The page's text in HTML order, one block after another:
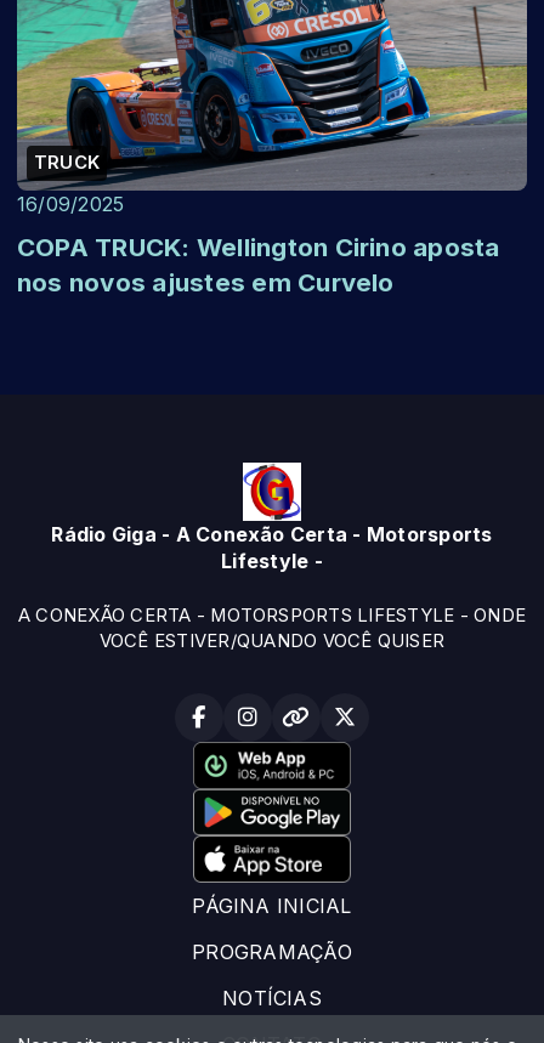
TRUCK
16/09/2025
COPA TRUCK: Wellington Cirino aposta
nos novos ajustes em Curvelo
Rádio Giga - A Conexão Certa - Motorsports
Lifestyle -
A CONEXÃO CERTA - MOTORSPORTS LIFESTYLE - ONDE
VOCÊ ESTIVER/QUANDO VOCÊ QUISER
PÁGINA INICIAL
PROGRAMAÇÃO
NOTÍCIAS